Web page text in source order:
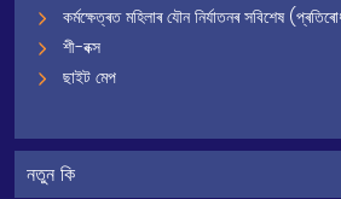
কৰ্মক্ষেত্ৰত মহিলাৰ যৌন নিৰ্যাতনৰ সবিশেষ
শী-বক্স
ছাইট মেপ
নতুন কি